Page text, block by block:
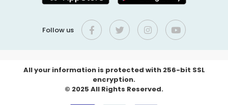
Follow us
All your information is protected with 256-bit SSL
encryption.
© 2025 All Rights Reserved.